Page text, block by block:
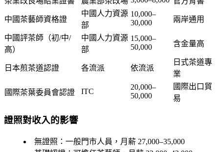
中國茶藝師資格證
中國人力資源
部
10,000–
30,000
兩岸通用
中國評茶師（初/中/
高）
中國人力資源
部
15,000–
50,000
含金量高
日本煎茶道認證 各流派 依流派
日式茶道專
業
國際茶葉委員會認證 ITC
20,000–
50,000
國際出口貿
易
證照對收入的影響
無證照 ：一般門市人員，月薪 27,000–35,000